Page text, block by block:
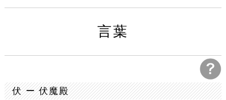
言葉
伏 ー 伏魔殿